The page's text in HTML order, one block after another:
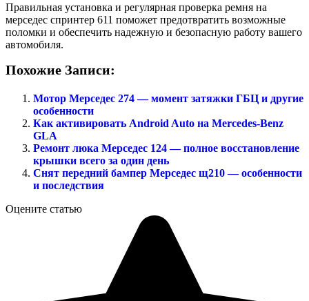
Правильная установка и регулярная проверка ремня на
мерседес спринтер 611 поможет предотвратить возможные
поломки и обеспечить надежную и безопасную работу вашего
автомобиля.
Похожие Записи:
Мотор Мерседес 274 — момент затяжки ГБЦ и другие
особенности
Как активировать Android Auto на Mercedes-Benz
GLA
Ремонт люка Мерседес 124 — полное восстановление
крышки всего за один день
Снят передний бампер Мерседес щ210 — особенности
и последствия
Оцените статью